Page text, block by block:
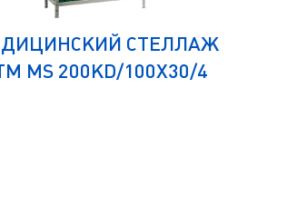
СТЕЛЛАЖ
MS 200KD/100Х30/4